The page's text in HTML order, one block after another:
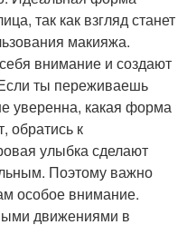
так как взгляд станет
макияжа.
внимание и создают
ты переживаешь
уверенна, какая форма
обратись к
улыбка сделают
Поэтому важно
особое внимание.
движениями в